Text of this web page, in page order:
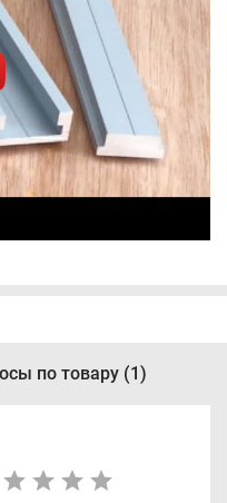
по товару (1)